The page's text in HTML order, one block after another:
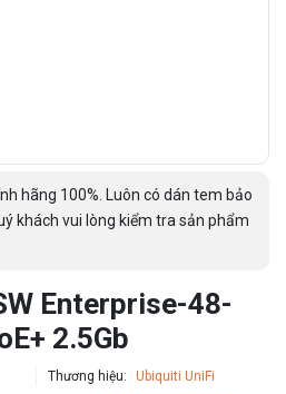
hãng 100%. Luôn có dán tem bảo
khách vui lòng kiểm tra sản phẩm
Enterprise-48-
2.5Gb
Thương hiệu: Ubiquiti UniFi